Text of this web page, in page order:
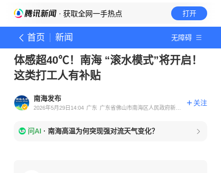
· 获取全网一手热点 打开
首页 新闻 无障碍
体感超40℃！南海 “滚水模式”将开启！
这类打工人有补贴
南海发布
2026年5月29日14:04 广东 广东省佛山市南海区人民政府新闻
关注
问AI · 南海高温为何突现强对流天气变化？